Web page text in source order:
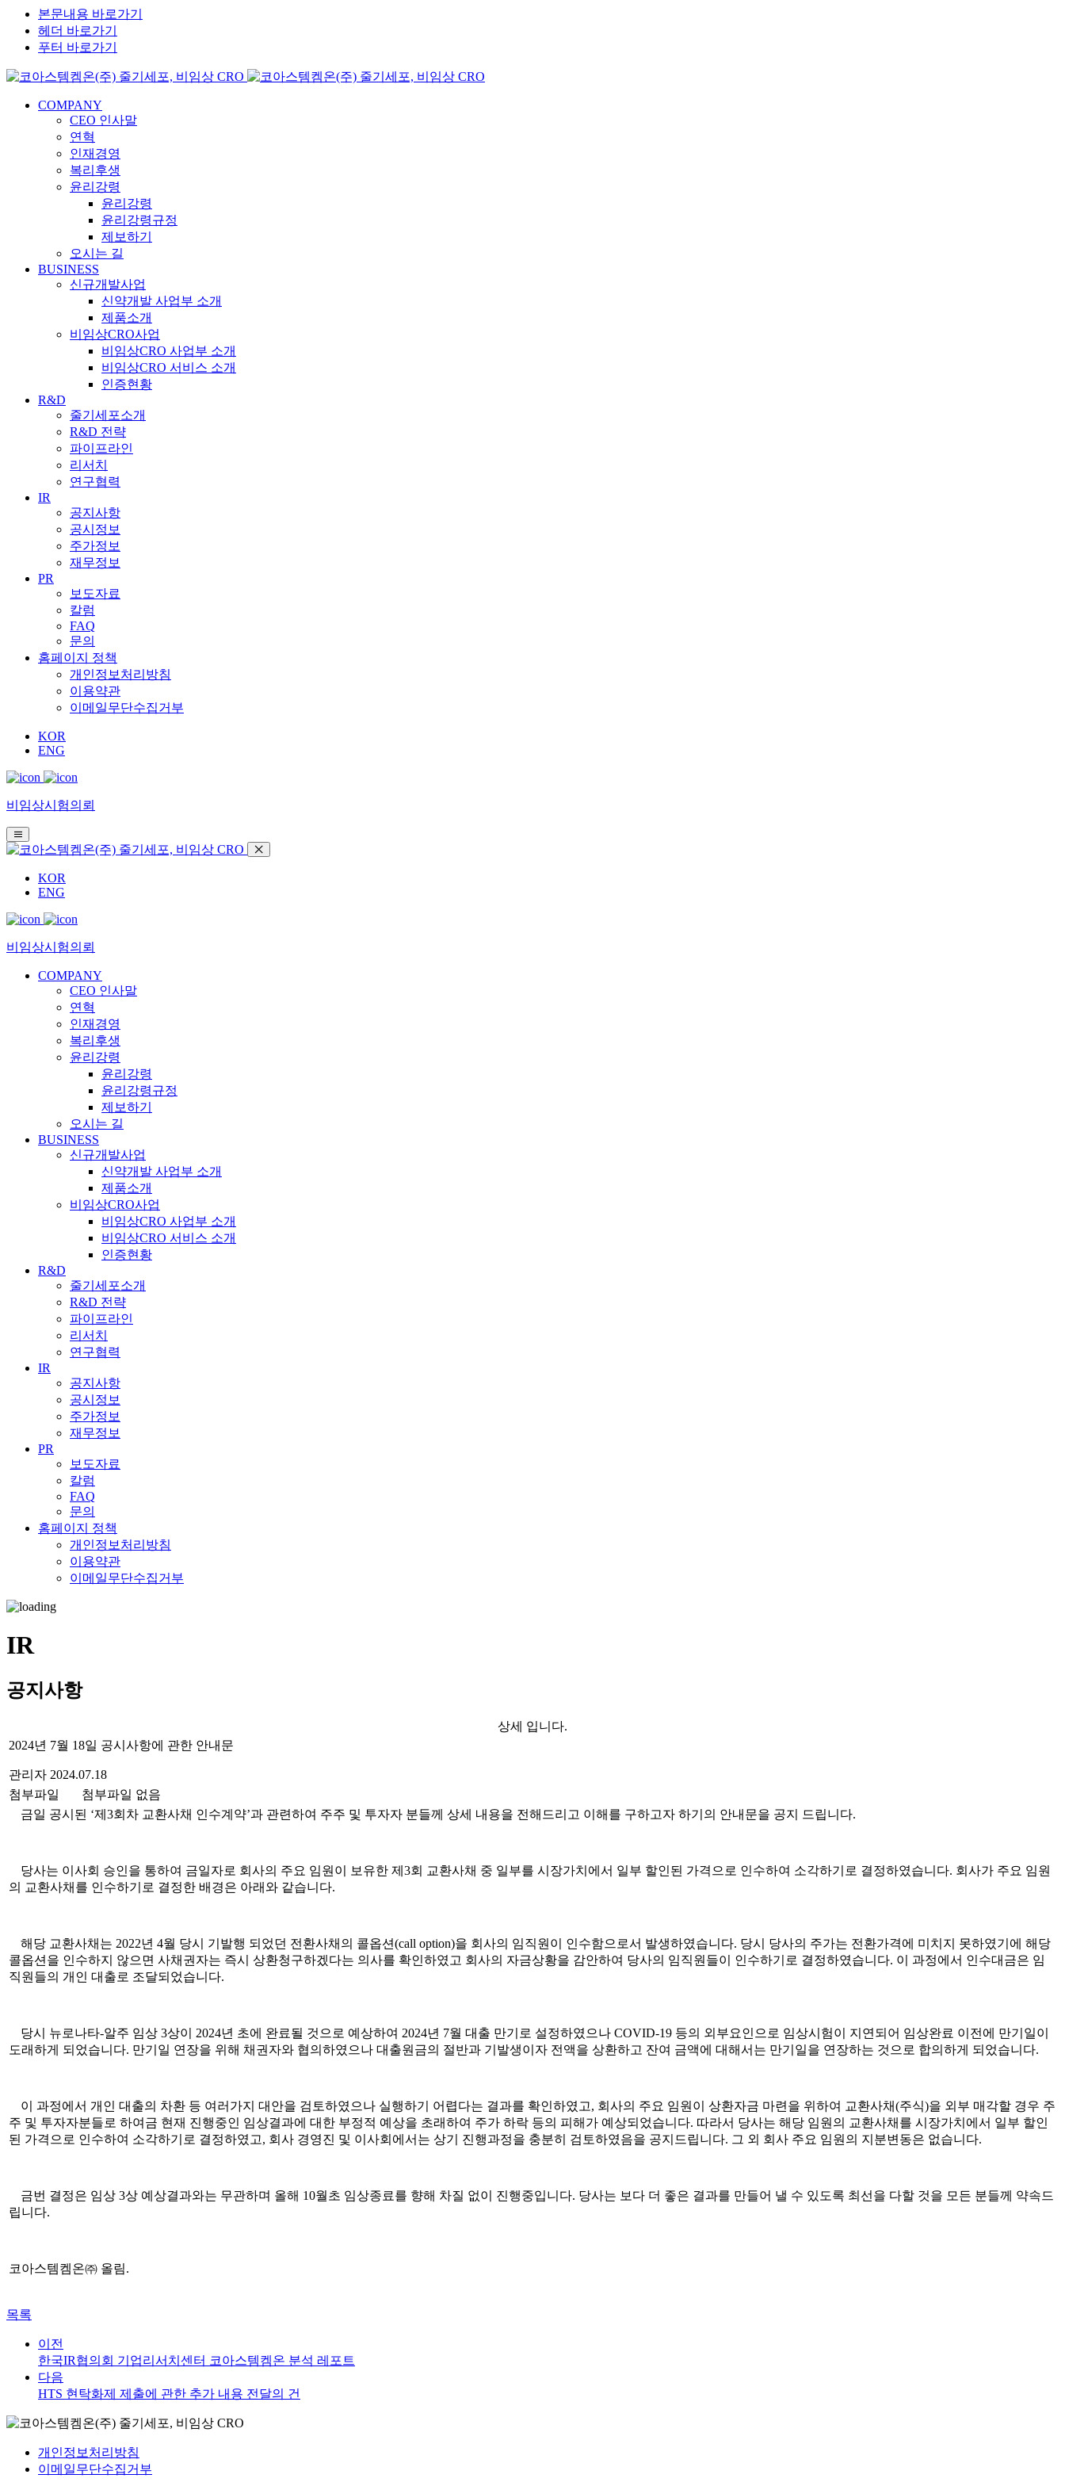
본문내용 바로가기
헤더 바로가기
푸터 바로가기
COMPANY
CEO 인사말
연혁
인재경영
복리후생
윤리강령
윤리강령
윤리강령규정
제보하기
오시는 길
BUSINESS
신규개발사업
신약개발 사업부 소개
제품소개
비임상CRO사업
비임상CRO 사업부 소개
비임상CRO 서비스 소개
인증현황
R&D
줄기세포소개
R&D 전략
파이프라인
리서치
연구협력
IR
공지사항
공시정보
주가정보
재무정보
PR
보도자료
칼럼
FAQ
문의
홈페이지 정책
개인정보처리방침
이용약관
이메일무단수집거부
KOR
ENG
비임상시험의뢰
KOR
ENG
비임상시험의뢰
COMPANY
CEO 인사말
연혁
인재경영
복리후생
윤리강령
윤리강령
윤리강령규정
제보하기
오시는 길
BUSINESS
신규개발사업
신약개발 사업부 소개
제품소개
비임상CRO사업
비임상CRO 사업부 소개
비임상CRO 서비스 소개
인증현황
R&D
줄기세포소개
R&D 전략
파이프라인
리서치
연구협력
IR
공지사항
공시정보
주가정보
재무정보
PR
보도자료
칼럼
FAQ
문의
홈페이지 정책
개인정보처리방침
이용약관
이메일무단수집거부
IR
공지사항
상세 입니다.
2024년 7월 18일 공시사항에 관한 안내문
관리자 2024.07.18
첨부파일
첨부파일 없음
금일 공시된 ‘제 3회차 교환사채 인수계약’과 관련하여 주주 및 투자자 분들께 상세 내용을 전해드리고 이해를 구하고자 하기의 안내문을 공지 드립니다.
당사는 이사회 승인을 통하여 금일자로 회사의 주요 임원이 보유한 제 3회 교환사채 중 일부를 시장가치에서 일부 할인된 가격으로 인수하여 소각하기로 결정하였습니다. 회사가 주요 임원
의 교환사채를 인수하기로 결정한 배경은 아래와 같습니다.
해당 교환사채는 2022년 4월 당시 기발행 되었던 전환사채의 콜옵션(call option)을 회사의 임직원이 인수함으로서 발생하였습니다. 당시 당사의 주가는 전환가격에 미치지 못하였기에 해당
콜옵션을 인수하지 않으면 사채권자는 즉시 상환청구하겠다는 의사를 확인하였고 회사의 자금상황을 감안하여 당사의 임직원들이 인수하기로 결정하였습니다. 이 과정에서 인수대금은 임
직원들의 개인 대출로 조달되었습니다.
당시 뉴로나타-알주 임상3상이 2024년 초에 완료될 것으로 예상하여 2024년 7월 대출 만기로 설정하였으나COVID-19 등의 외부요인으로 임상시험이 지연되어 임상완료 이전에 만기일이
도래하게 되었습니다. 만기일 연장을 위해 채권자와 협의하였으나 대출원금의 절반과 기발생이자 전액을 상환하고 잔여 금액에 대해서는 만기일을 연장하는 것으로 합의하게 되었습니다.
이 과정에서 개인 대출의 차환 등 여러가지 대안을 검토하였으나 실행하기 어렵다는 결과를 확인하였고, 회사의 주요 임원이 상환자금 마련을 위하여 교환사채(주식)을 외부 매각할 경우 주
주 및 투자자분들로 하여금 현재 진행중인 임상결과에 대한 부정적 예상을 초래하여 주가 하락 등의 피해가 예상되었습니다. 따라서 당사는 해당 임원의 교환사채를 시장가치에서 일부 할인
된 가격으로 인수하여 소각하기로 결정하였고, 회사 경영진 및 이사회에서는 상기 진행과정을 충분히 검토하였음을 공지드립니다. 그 외 회사 주요 임원의 지분변동은 없습니다.
금번 결정은 임상3상 예상결과와는 무관하며 올해 10월초 임상종료를 향해 차질 없이 진행중입니다. 당사는 보다 더 좋은 결과를 만들어 낼 수 있도록 최선을 다할 것을 모든 분들께 약속드
립니다.
코아스템켐온㈜ 올림.
목록
이전
한국IR협의회 기업리서치센터 코아스템켐온 분석 레포트
다음
HTS 현탁화제 제출에 관한 추가 내용 전달의 건
개인정보처리방침
이메일무단수집거부